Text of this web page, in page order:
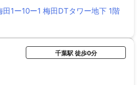
1ー10ー1 梅田DTタワー地下 1階
千葉駅 徒歩0分